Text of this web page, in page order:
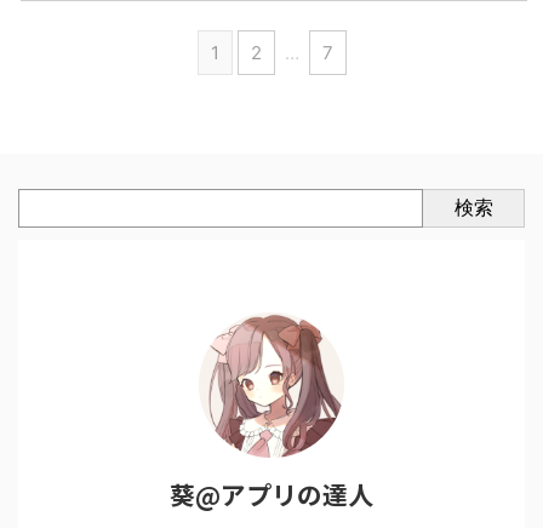
1 2 … 7
検索
葵@アプリの達人